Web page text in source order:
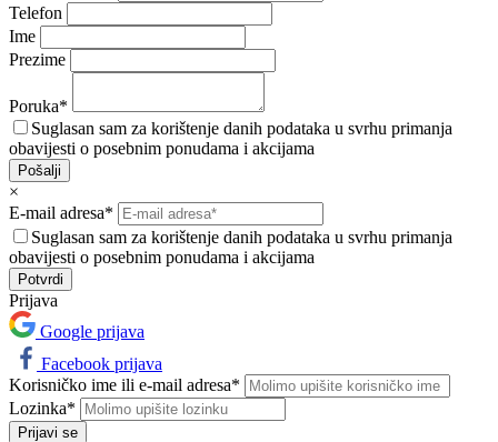
Telefon
Ime
Prezime
Poruka*
Suglasan sam za korištenje danih podataka u svrhu primanja
obavijesti o posebnim ponudama i akcijama
Pošalji
×
E-mail adresa*
Suglasan sam za korištenje danih podataka u svrhu primanja
obavijesti o posebnim ponudama i akcijama
Prijava
Google prijava
Facebook prijava
Korisničko ime ili e-mail adresa*
Lozinka*
Prijavi se